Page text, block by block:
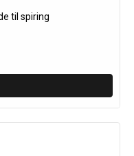
til spiring